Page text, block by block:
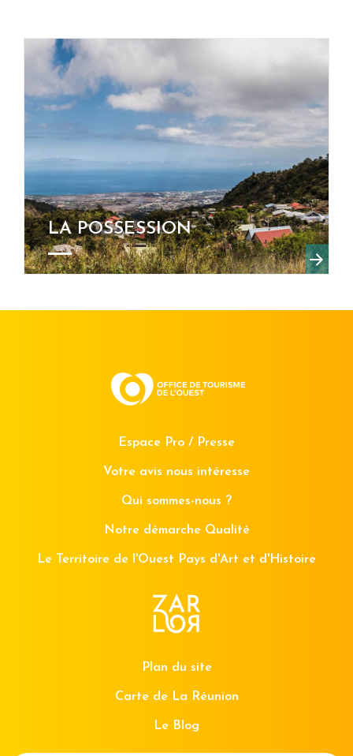
LA POSSESSION
Espace Pro / Presse
Votre avis nous intéresse
Qui sommes-nous ?
Notre démarche Qualité
Le Territoire de l'Ouest Pays d'Art et d'Histoire
Plan du site
Carte de La Réunion
Le Blog